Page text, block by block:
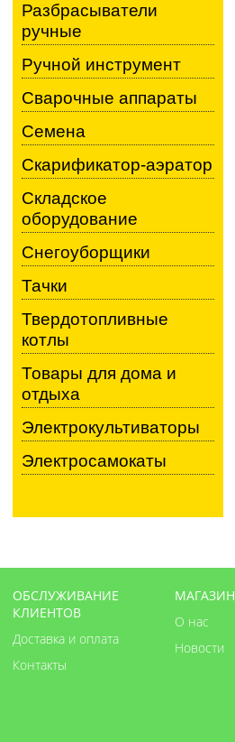
Разбрасыватели
ручные
Ручной инструмент
Сварочные аппараты
Семена
Скарификатор-аэратор
Складское
оборудование
Снегоуборщики
Тачки
Твердотопливные
котлы
Товары для дома и
отдыха
Электрокультиваторы
Электросамокаты
ОБСЛУЖИВАНИЕ
КЛИЕНТОВ
Доставка и оплата
Контакты
МАГАЗИН
О нас
Новости